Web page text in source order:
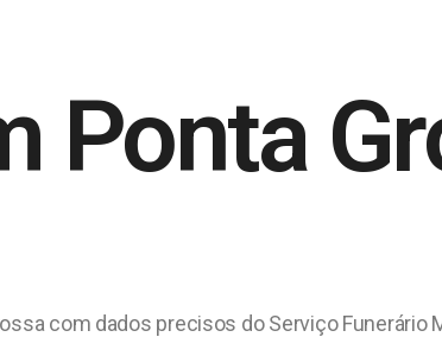
Ponta
com dados precisos do Serviço Funerário